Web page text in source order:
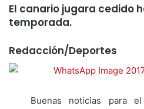
El canario jugara cedido
temporada.
Redacción/Deportes
Buenas noticias para el